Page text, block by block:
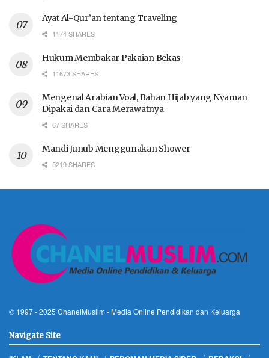
Ayat Al-Qur’an tentang Traveling
1174 SHARES
Hukum Membakar Pakaian Bekas
11673 SHARES
Mengenal Arabian Voal, Bahan Hijab yang Nyaman
Dipakai dan Cara Merawatnya
67 SHARES
Mandi Junub Menggunakan Shower
5219 SHARES
© 1997 - 2025 ChanelMuslim - Media Online Pendidikan dan Keluarga
Navigate Site